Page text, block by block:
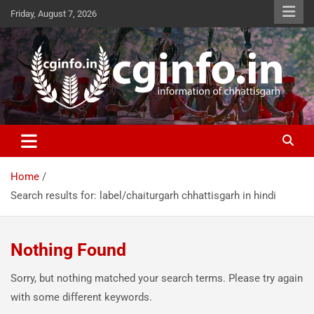
content
Friday, August 7, 2026
cginfo.in
information of Chhattisgarh
Home
Search results for: label/chaiturgarh chhattisgarh in hindi
Nothing Found
Sorry, but nothing matched your search terms. Please try again
with some different keywords.